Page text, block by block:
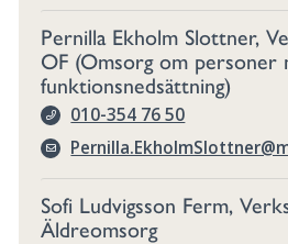
Pernilla Ekholm Slottner,
OF (Omsorg om personer
funktionsnedsättning)
010-354 76 50
Sofi Ludvigsson Ferm,
Äldreomsorg